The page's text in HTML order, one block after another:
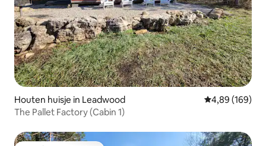
Houten huisje in Leadwood Gemiddelde
4,89 (169)
The Pallet Factory (Cabin 1)